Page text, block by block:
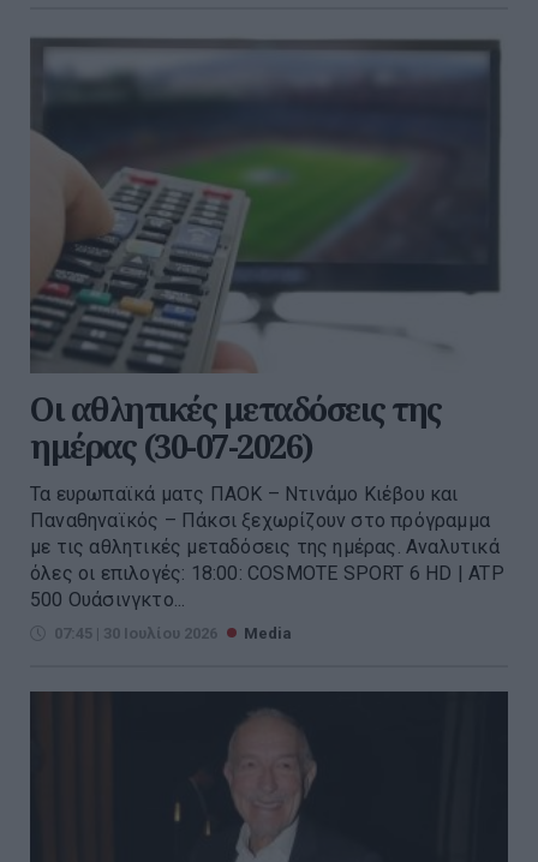
Οι αθλητικές μεταδόσεις της
ημέρας (30-07-2026)
Τα ευρωπαϊκά ματς ΠΑΟΚ – Ντινάμο Κιέβου και
Παναθηναϊκός – Πάκσι ξεχωρίζουν στο πρόγραμμα
με τις αθλητικές μεταδόσεις της ημέρας. Αναλυτικά
όλες οι επιλογές: 18:00: COSMOTE SPORT 6 HD | ATP
500 Ουάσινγκτο...
07:45 | 30 Ιουλίου 2026 Media